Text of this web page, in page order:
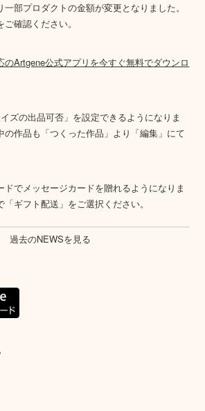
部プロダクトの金額が変更となりました。
ご確認ください。
のArtgene公式アプリを今すぐ無料でダウンロ
ズの出品可否」を設定できるようになりま
の作品も「つくった作品」より「編集」にて
ドでメッセージカードを贈れるようになりま
ギフト配送」をご選択ください。
過去のNEWSを見る